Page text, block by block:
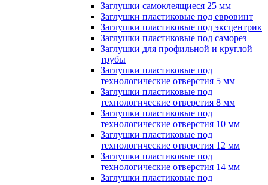
Заглушки самоклеящиеся 25 мм
Заглушки пластиковые под евровинт
Заглушки пластиковые под эксцентрик
Заглушки пластиковые под саморез
Заглушки для профильной и круглой
трубы
Заглушки пластиковые под
технологические отверстия 5 мм
Заглушки пластиковые под
технологические отверстия 8 мм
Заглушки пластиковые под
технологические отверстия 10 мм
Заглушки пластиковые под
технологические отверстия 12 мм
Заглушки пластиковые под
технологические отверстия 14 мм
Заглушки пластиковые под